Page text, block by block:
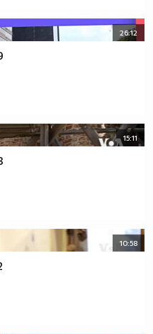
26:12
15:11
10:58